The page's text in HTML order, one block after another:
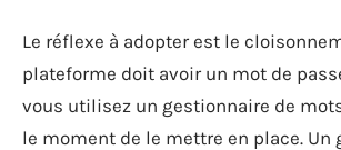
Le réflexe à adopter est le
plateforme doit avoir un mot de
vous utilisez un gestionnaire de
le moment de le mettre en place. Un